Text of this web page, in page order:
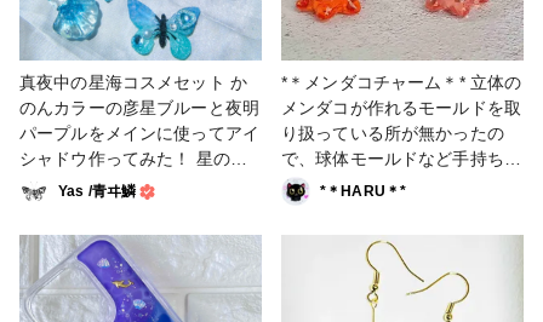
真夜中の星海コスメセット か
のんカラーの彦星ブルーと夜明
パープルをメインに使ってアイ
シャドウ作ってみた！ 星の浮
かぶ深海をイメージしたコスメ
🌌 #かのんカラー作品コンテス
ト #アイシャドウ #コスメ #
星 #星空 #夜空 #深海 #
海 #真夜中
Yas /青ヰ鱗
*＊メンダコチャーム＊* 立体の
メンダコが作れるモールドを取
り扱っている所が無かったの
で、球体モールドなど手持ちの
モールドをフル活用して作りま
した😃 #出版記念レジン作品コ
ンテスト #販売中 #キーホルダ
#小物 #チャーム #メンダコ #
*＊HARU＊*